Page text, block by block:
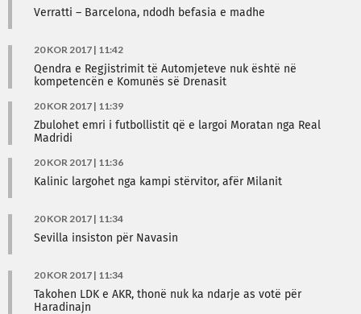
Verratti – Barcelona, ndodh befasia e madhe
20 KOR 2017 | 11:42
Qendra e Regjistrimit të Automjeteve nuk është në
kompetencën e Komunës së Drenasit
20 KOR 2017 | 11:39
Zbulohet emri i futbollistit që e largoi Moratan nga Real
Madridi
20 KOR 2017 | 11:36
Kalinic largohet nga kampi stërvitor, afër Milanit
20 KOR 2017 | 11:34
Sevilla insiston për Navasin
20 KOR 2017 | 11:34
Takohen LDK e AKR, thonë nuk ka ndarje as votë për
Haradinajn